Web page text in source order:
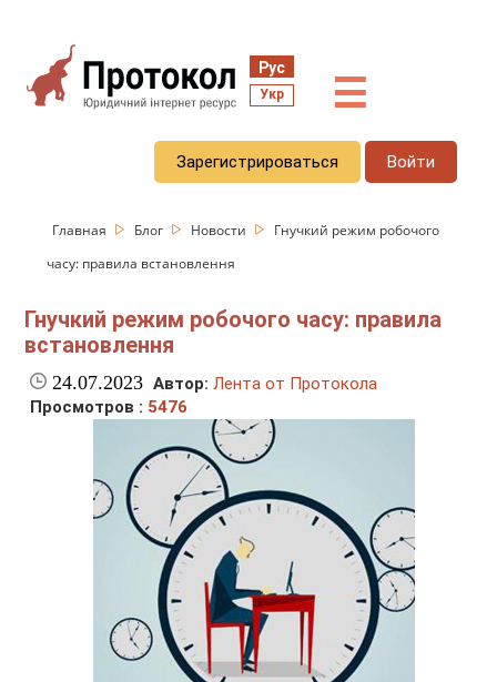
Рус
Укр ☰
Зарегистрироваться Войти
Главная Блог Новости
Гнучкий режим робочого
часу: правила встановлення
Гнучкий режим робочого часу: правила
встановлення
24.07.2023 Автор: Лента от Протокола
Просмотров : 5476